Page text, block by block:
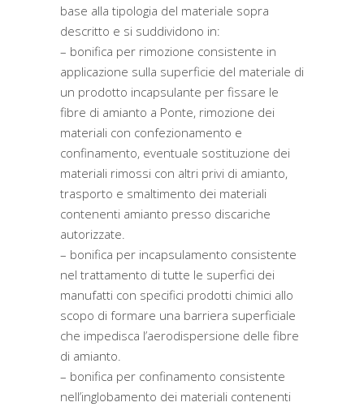
base alla tipologia del materiale sopra
descritto e si suddividono in:
– bonifica per rimozione consistente in
applicazione sulla superficie del materiale di
un prodotto incapsulante per fissare le
fibre di amianto a Ponte, rimozione dei
materiali con confezionamento e
confinamento, eventuale sostituzione dei
materiali rimossi con altri privi di amianto,
trasporto e smaltimento dei materiali
contenenti amianto presso discariche
autorizzate.
– bonifica per incapsulamento consistente
nel trattamento di tutte le superfici dei
manufatti con specifici prodotti chimici allo
scopo di formare una barriera superficiale
che impedisca l’aerodispersione delle fibre
di amianto.
– bonifica per confinamento consistente
nell’inglobamento dei materiali contenenti